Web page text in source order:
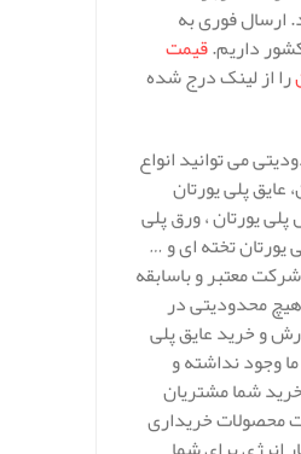
ارسال فوری به
داریم.قیمت
را از لینک درج شده
می توانید انواع
عایق پلی یورتان
یورتان ، ورق پلی
یورتان تخته ای و …
شرکت معتبر و باسابقه
محدودیتی در
و خرید عایق پلی
وجود نداشته و
شما مشتریان
محصولات خریداری